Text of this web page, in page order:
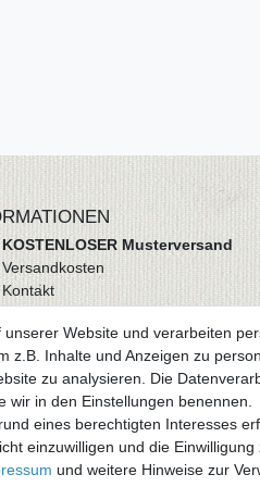
KOSTENLOSER Musterversand
Versandkosten
Kontakt
AGB
Datenschutz
Impressum
widerrufen
Website und verarbeiten
z.B. Inhalte und Anzeigen zu
zu analysieren. Die
in den Einstellungen benennen.
eines berechtigten Interesses
einzuwilligen und die
und weitere Hinweise zur